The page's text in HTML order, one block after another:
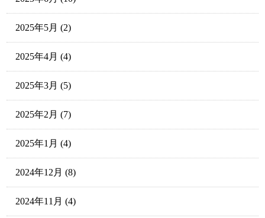
2025年5月 (2)
2025年4月 (4)
2025年3月 (5)
2025年2月 (7)
2025年1月 (4)
2024年12月 (8)
2024年11月 (4)